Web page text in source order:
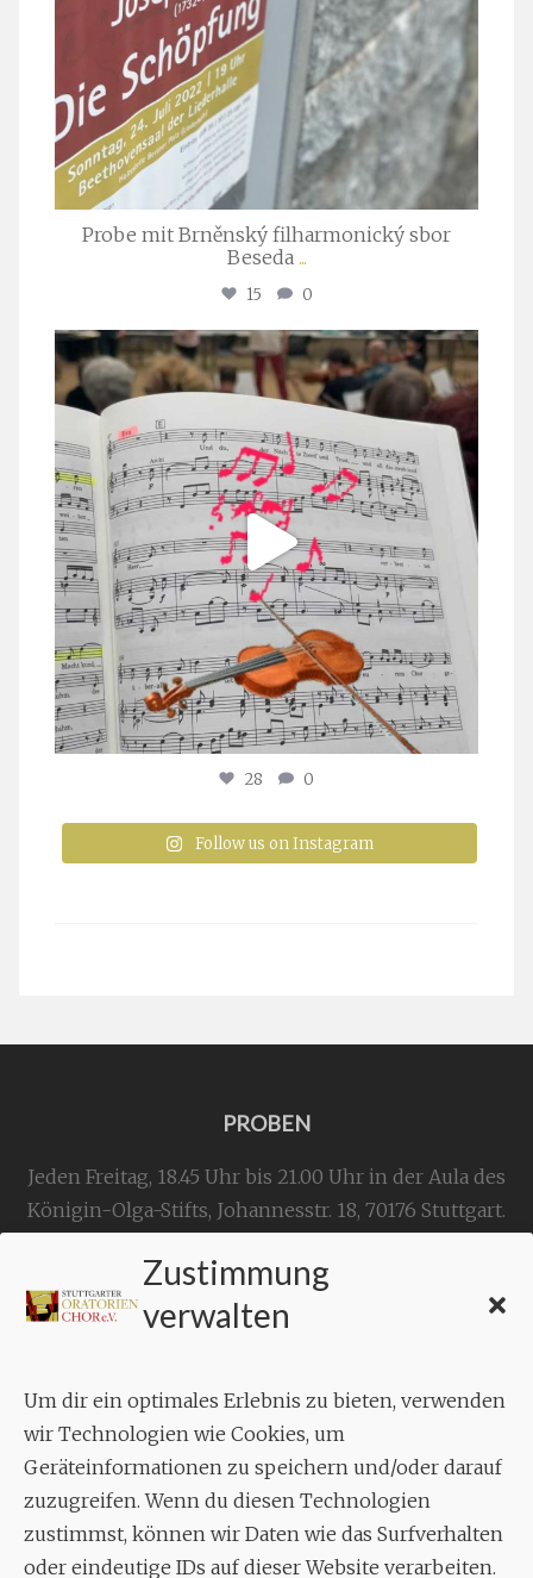
Zustimmung
verwalten
Um dir ein optimales Erlebnis zu bieten, verwenden
wir Technologien wie Cookies, um
Geräteinformationen zu speichern und/oder darauf
zuzugreifen. Wenn du diesen Technologien
zustimmst, können wir Daten wie das Surfverhalten
oder eindeutige IDs auf dieser Website verarbeiten.
Probe mit Brněnský filharmonický sbor
Beseda ...
15 0
stuttgarter_oratorienchor
Juli 23
28 0
Follow us on Instagram
PROBEN
Jeden Freitag, 18.45 Uhr bis 21.00 Uhr in der Aula des
Königin-Olga-Stifts, Johannesstr. 18, 70176 Stuttgart.
KONTAKT
Geschäftsstelle:
Aixheimer Str. 18
70619 Stuttgart
MUSIK
Musikalischer Leiter: